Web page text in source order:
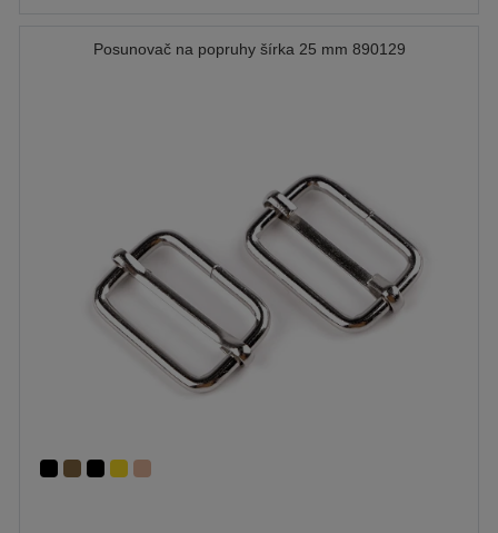
Posunovač na popruhy šírka 25 mm 890129